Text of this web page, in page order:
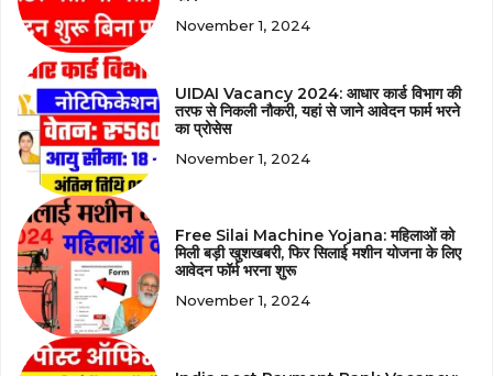
November 1, 2024
UIDAI Vacancy 2024: आधार कार्ड विभाग की
तरफ से निकली नौकरी, यहां से जाने आवेदन फार्म भरने
का प्रोसेस
November 1, 2024
Free Silai Machine Yojana: महिलाओं को
मिली बड़ी खुशखबरी, फिर सिलाई मशीन योजना के लिए
आवेदन फॉर्म भरना शुरू
November 1, 2024